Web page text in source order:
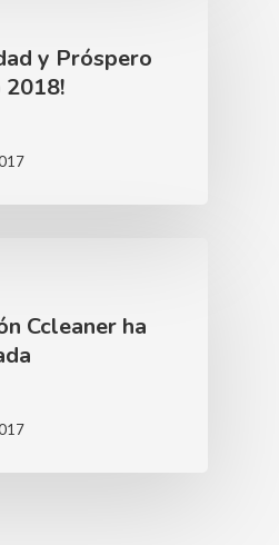
y Próspero
2018!
Ccleaner ha